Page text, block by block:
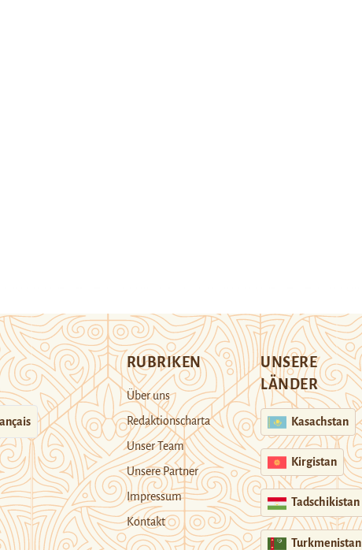
RUBRIKEN
Über uns
Redaktionscharta
Unser Team
Unsere Partner
Impressum
Kontakt
UNSERE
LÄNDER
Kasachstan
Kirgistan
Tadschikistan
Turkmenistan